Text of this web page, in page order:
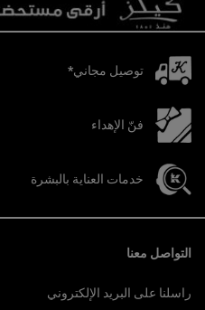
توصيل مجاني*
فنّ الإهداء
خدمات العناية بالبشرة
التواصل معنا
راسلنا على البريد الإلكتروني